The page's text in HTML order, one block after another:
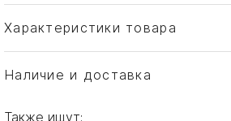
Характеристики товара
Тип товара
Ложка
Бренд
Наличие и доставка
Также ищут: